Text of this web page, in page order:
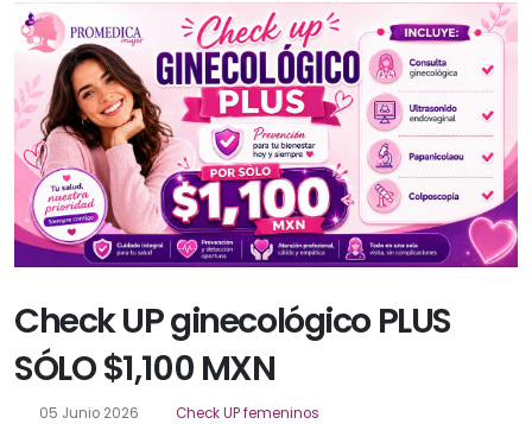
Check UP ginecológico PLUS
SÓLO $1,100 MXN
05 Junio 2026 Check UP femeninos